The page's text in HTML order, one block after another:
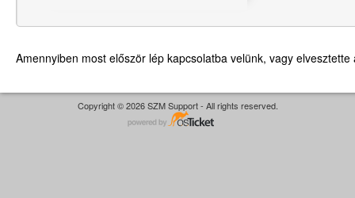
Amennyiben most először lép kapcsolatba velünk, vagy
Copyright © 2026 SZM Support - All rights reserved.